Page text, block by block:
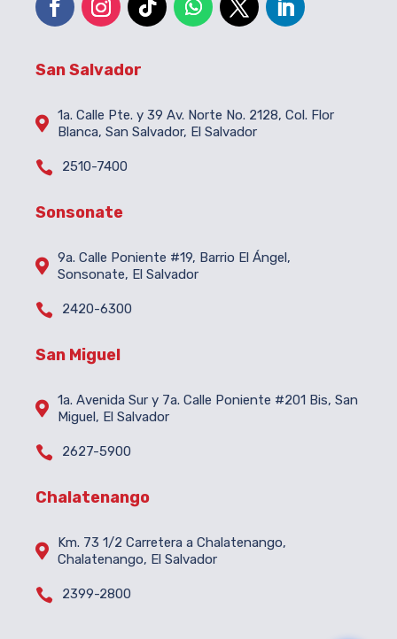
San Salvador
 1a. Calle Pte. y 39 Av. Norte No. 2128, Col. Flor
Blanca, San Salvador, El Salvador
 2510-7400
Sonsonate
 9a. Calle Poniente #19, Barrio El Ángel,
Sonsonate, El Salvador
 2420-6300
San Miguel
 1a. Avenida Sur y 7a. Calle Poniente #201 Bis, San
Miguel, El Salvador
 2627-5900
Chalatenango

Km. 73 1/2 Carretera a Chalatenango,
Chalatenango, El Salvador
 2399-2800